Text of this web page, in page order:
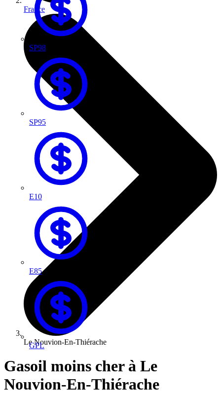
SP98
SP95
E10
E85
GPL
France
Le Nouvion-En-Thiérache
Gasoil moins cher à Le
Nouvion-En-Thiérache